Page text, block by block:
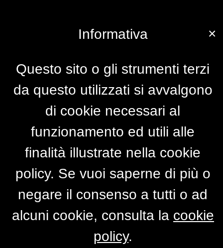
×
Informativa
Questo sito o gli strumenti terzi
da questo utilizzati si avvalgono
di cookie necessari al
funzionamento ed utili alle
finalità illustrate nella cookie
policy. Se vuoi saperne di più o
negare il consenso a tutti o ad
alcuni cookie, consulta la cookie
policy.